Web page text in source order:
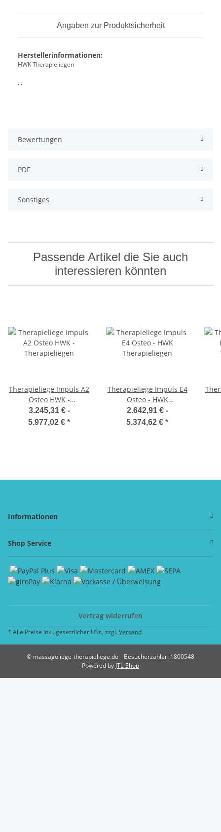
Angaben zur Produktsicherheit
Herstellerinformationen:
HWK Therapieliegen
, ,
Bewertungen
PDF
Sonstiges
Passende Artikel die Sie auch
interessieren könnten
Therapieliege Impuls A2
Osteo HWK -
Therapieliegen
3.245,31 € -
5.977,02 € *
Therapieliege Impuls E4
Osteo - HWK
Therapieliegen
2.642,91 € -
5.374,62 € *
Informationen
Shop Service
Vertrag widerrufen
* Alle Preise inkl. gesetzlicher USt., zzgl.Versand
© massageliege-therapieliege.de
Besucherzähler: 1800548
Powered by JTL-Shop